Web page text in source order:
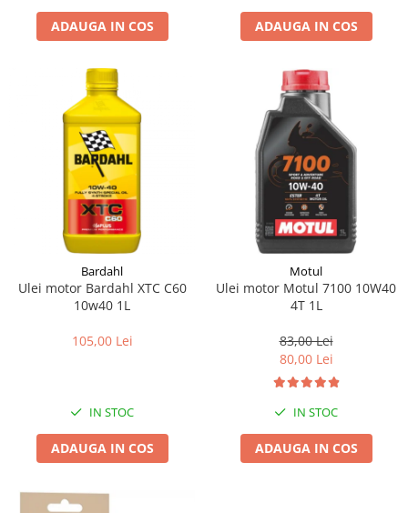
ADAUGA IN COS ADAUGA IN COS
Bardahl
Ulei motor Bardahl XTC C60
10w40 1L
105,00 Lei
IN STOC
ADAUGA IN COS
Motul
Ulei motor Motul 7100 10W40
4T 1L
83,00 Lei
80,00 Lei
IN STOC
ADAUGA IN COS